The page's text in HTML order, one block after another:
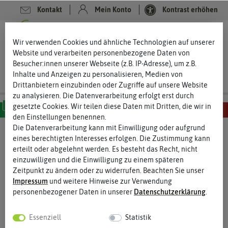
Kontakt Mein Konto Kontrast erhöhen
MILD SCHARF SEHR SCHARF EXTREM SCHARF HÖLLISCH SCHARF
-20%
Wir verwenden Cookies und ähnliche Technologien auf unserer
Website und verarbeiten personenbezogene Daten von
Besucher:innen unserer Webseite (z.B. IP-Adresse), um z.B.
Inhalte und Anzeigen zu personalisieren, Medien von
Drittanbietern einzubinden oder Zugriffe auf unsere Website
zu analysieren. Die Datenverarbeitung erfolgt erst durch
gesetzte Cookies. Wir teilen diese Daten mit Dritten, die wir in
den Einstellungen benennen.
Die Datenverarbeitung kann mit Einwilligung oder aufgrund
eines berechtigten Interesses erfolgen. Die Zustimmung kann
erteilt oder abgelehnt werden. Es besteht das Recht, nicht
einzuwilligen und die Einwilligung zu einem späteren
Zeitpunkt zu ändern oder zu widerrufen. Beachten Sie unser
Impressum und weitere Hinweise zur Verwendung
personenbezogener Daten in unserer Daten­schutz­erklärung
Essenziell Statistik